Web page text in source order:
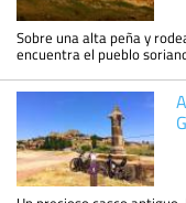
Sobre una alta peña y
encuentra el pueblo